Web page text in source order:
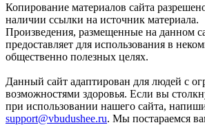
Копирование материалов сайта
наличии ссылки на источник материала.
Произведения, размещенные на данном
предоставляет для использования в
общественно полезных целях.
Данный сайт адаптирован для людей с
возможностями здоровья. Если вы
при использовании нашего сайта,
support@vbudushee.ru. Мы постараемся